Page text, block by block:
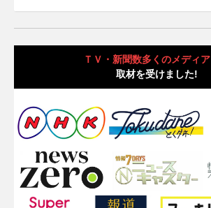
ＴＶ・新聞数多くのメディア
取材を受けました!